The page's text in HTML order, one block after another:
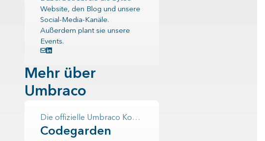
Website, den Blog und unsere
Social-Media-Kanäle.
Außerdem plant sie unsere
Events.
Mehr über
Umbraco
Die offizielle Umbraco Konferenz
Codegarden